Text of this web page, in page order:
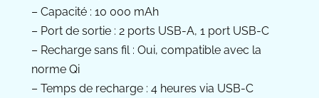
– Capacité : 10 000 mAh
– Port de sortie : 2 ports USB-A, 1 port USB-C
– Recharge sans fil : Oui, compatible avec la
norme Qi
– Temps de recharge : 4 heures via USB-C